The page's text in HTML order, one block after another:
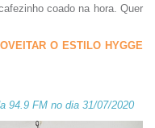
coado na hora. Quer
O ESTILO HYGGE
94.9 FM no dia 31/07/2020